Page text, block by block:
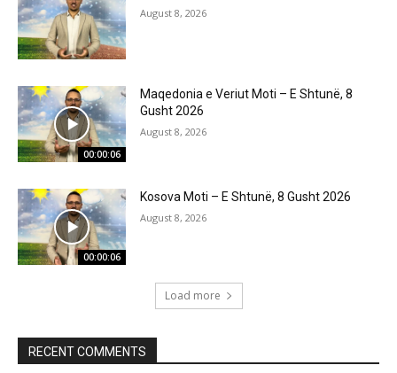
August 8, 2026
00:00:06
Maqedonia e Veriut Moti – E Shtunë, 8
Gusht 2026
August 8, 2026
00:00:06
Kosova Moti – E Shtunë, 8 Gusht 2026
August 8, 2026
Load more
RECENT COMMENTS